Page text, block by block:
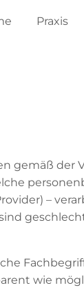
Praxis
gemäß der
–
wie